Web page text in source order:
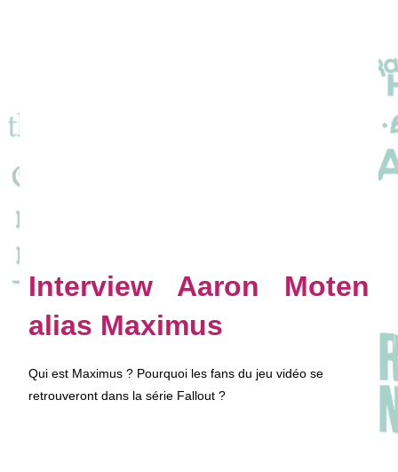
Interview Aaron Moten
alias Maximus
Qui est Maximus ? Pourquoi les fans du jeu vidéo se
retrouveront dans la série Fallout ?